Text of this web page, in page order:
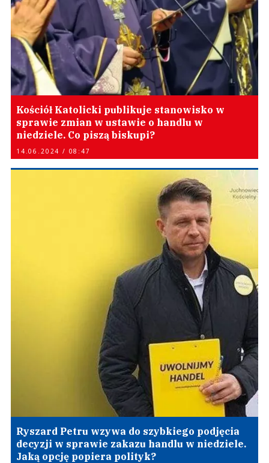
Kościół Katolicki publikuje stanowisko w
sprawie zmian w ustawie o handlu w
niedziele. Co piszą biskupi?
14.06.2024 / 08:47
Ryszard Petru wzywa do szybkiego podjęcia
decyzji w sprawie zakazu handlu w niedziele.
Jaką opcję popiera polityk?